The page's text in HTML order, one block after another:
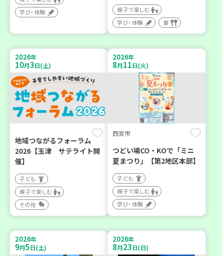
学び・体験
親子で楽しむ
学び・体験
食
2026年
10月3日(土)
地域つながるフォーラム
2026【玉津 サテライト開
催】
子ども
親子で楽しむ
その他
2026年
8月11日(火)
西宮市
つどい場CO・KOで「ミニ
夏まつり」【第2地区本部】
子ども
親子で楽しむ
学び・体験
2026年
9月5日(土)
2026年
8月23日(日)